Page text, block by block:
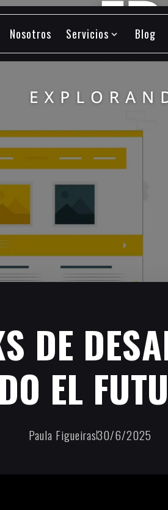
Nosotros
Servicios expand_more
Blog
DE
EL
Paula Figueiras30/6/2025